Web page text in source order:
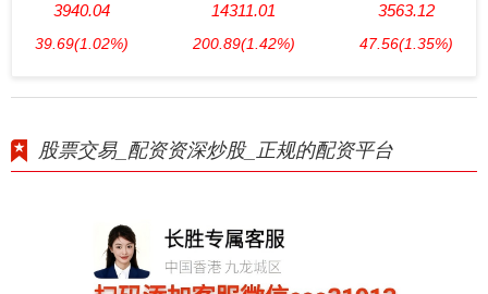
3940.04
39.69(1.02%)
14311.01
200.89(1.42%)
3563.12
47.56(1.35%)
股票交易_配资资深炒股_正规的配资平台